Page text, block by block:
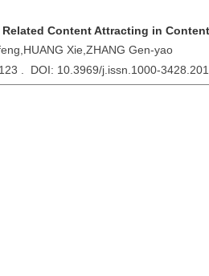
Content Attracting in
Xie,ZHANG Gen-yao
. DOI: 10.3969/j.issn.1000-